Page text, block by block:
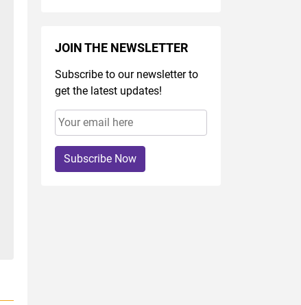
JOIN THE NEWSLETTER
Subscribe to our newsletter to
get the latest updates!
Subscribe Now